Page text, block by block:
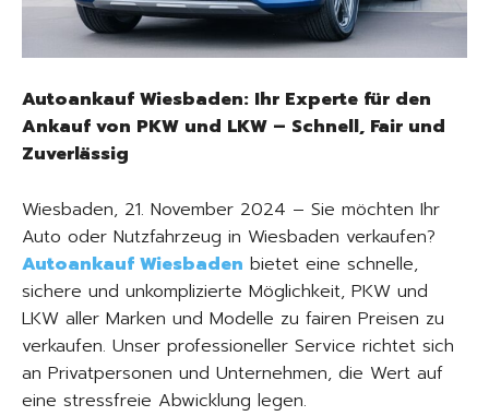
Autoankauf Wiesbaden: Ihr Experte für den
Ankauf von PKW und LKW – Schnell, Fair und
Zuverlässig
Wiesbaden, 21. November 2024 – Sie möchten Ihr
Auto oder Nutzfahrzeug in Wiesbaden verkaufen?
Autoankauf Wiesbaden bietet eine schnelle,
sichere und unkomplizierte Möglichkeit, PKW und
LKW aller Marken und Modelle zu fairen Preisen zu
verkaufen. Unser professioneller Service richtet sich
an Privatpersonen und Unternehmen, die Wert auf
eine stressfreie Abwicklung legen.